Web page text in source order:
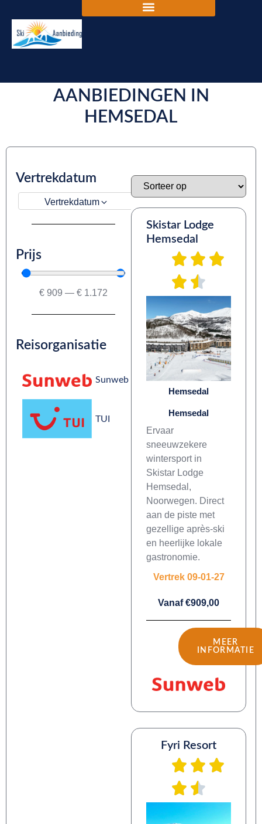
AANBIEDINGEN IN
HEMSEDAL
Vertrekdatum
Vertrekdatum
Prijs
€ 909 — € 1.172
Reisorganisatie
Sunweb
TUI
Skistar Lodge
Hemsedal
Hemsedal
Hemsedal
Ervaar
sneeuwzekere
wintersport in
Skistar Lodge
Hemsedal,
Noorwegen. Direct
aan de piste met
gezellige après-ski
en heerlijke lokale
gastronomie.
Vertrek 09-01-27
Vanaf €909,00
MEER
INFORMATIE
Fyri Resort